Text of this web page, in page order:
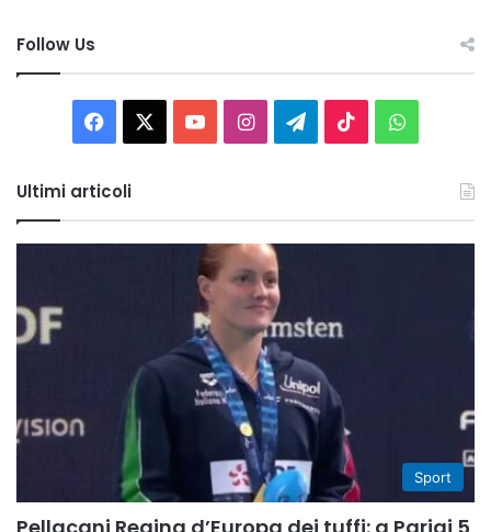
Follow Us
Facebook You InstagramTelegram
TikTok
Ultimi articoli
Sport